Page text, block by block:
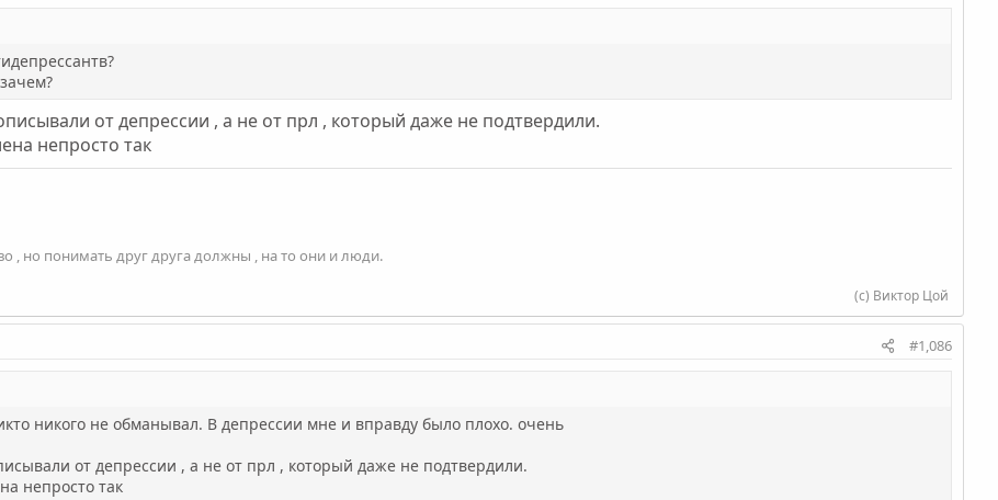
от депрессии , а не от прл , который даже не подтвердили.
непросто так
, но понимать друг друга должны , на то они и люди.
(с) Виктор Цой
#1,086
никого не обманывал. В депрессии мне и вправду было плохо. очень
от депрессии , а не от прл , который даже не подтвердили.
непросто так